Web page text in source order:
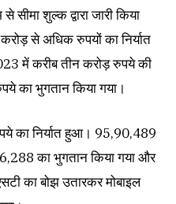
शुल्क द्वारा जारी किया
से अधिक रुपयों का निर्यात
में करीब तीन करोड़ रुपये की
का भुगतान किया गया।
का निर्यात हुआ। 95,90,489
का भुगतान किया गया और
का बोझ उतारकर मोबाइल